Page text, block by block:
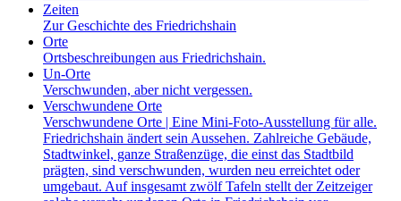
Zeiten
Zur Geschichte des Friedrichshain
Orte
Ortsbeschreibungen aus Friedrichshain.
Un-Orte
Verschwunden, aber nicht vergessen.
Verschwundene Orte
Verschwundene Orte | Eine Mini-Foto-Ausstellung für alle.
Friedrichshain ändert sein Aussehen. Zahlreiche Gebäude,
Stadtwinkel, ganze Straßenzüge, die einst das Stadtbild
prägten, sind verschwunden, wurden neu erreichtet oder
umgebaut. Auf insgesamt zwölf Tafeln stellt der Zeitzeiger